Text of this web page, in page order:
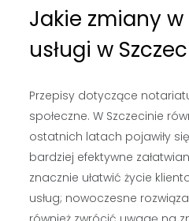
Jakie zmiany
usługi w
Przepisy dotyczące
społeczne. W Szczecinie
ostatnich latach pojawiły
bardziej efektywne
znacznie ułatwić życie
usług; nowoczesne